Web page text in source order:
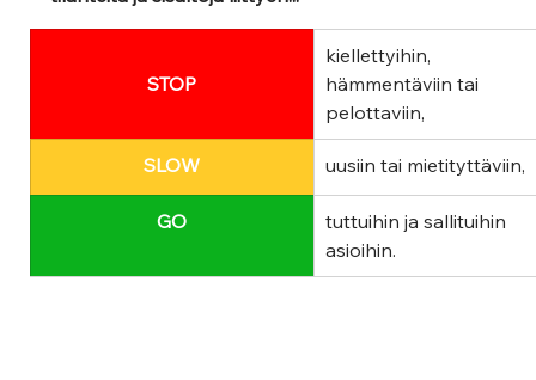
STOP
kiellettyihin,
hämmentäviin tai
pelottaviin,
SLOW uusiin tai mietityttäviin,
GO
tuttuihin ja sallituihin
asioihin.